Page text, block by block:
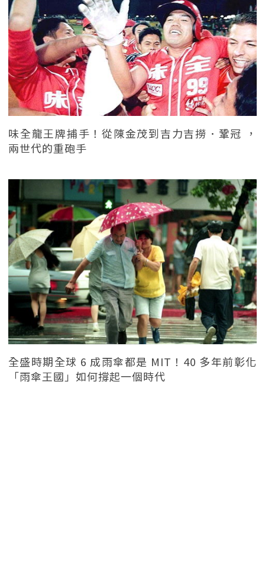
味全龍王牌捕手！從陳金茂到吉力吉撈．鞏冠 ，
兩世代的重砲手
全盛時期全球 6 成雨傘都是 MIT！40 多年前彰化
「雨傘王國」如何撐起一個時代